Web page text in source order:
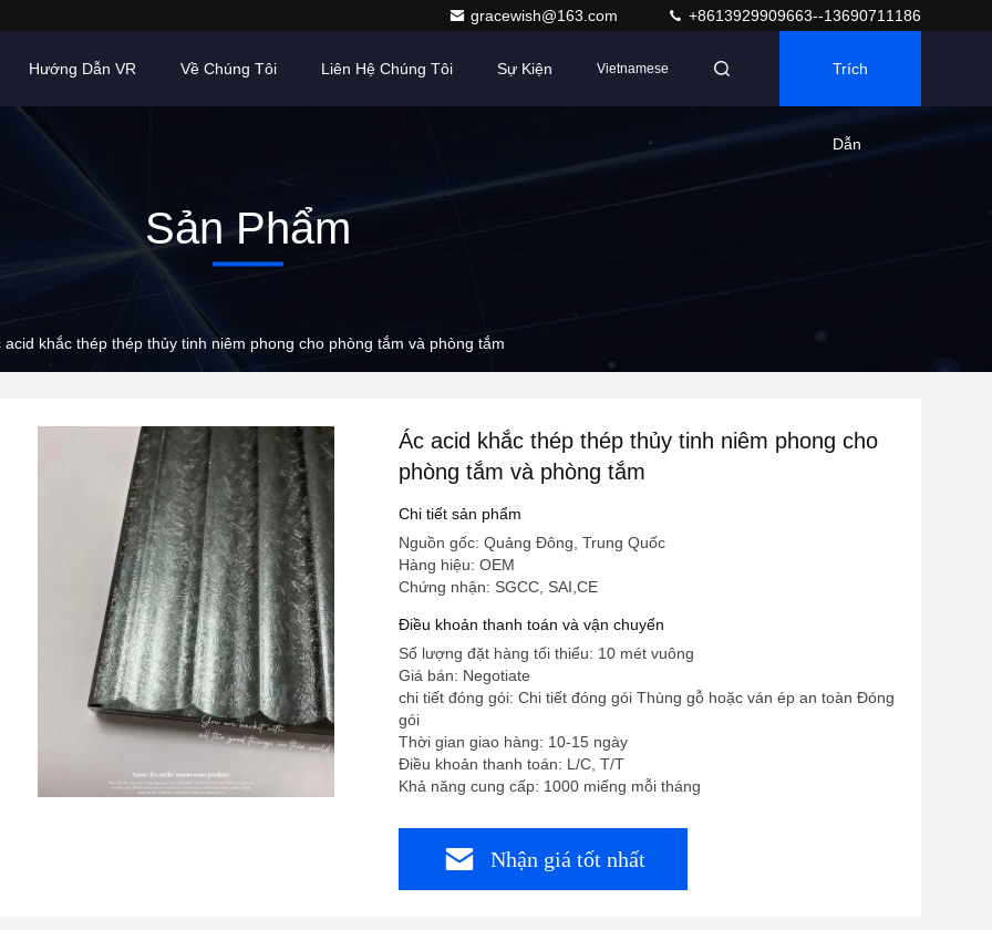
gracewish@163.com +8613929909663--13690711186
Hướng Dẫn VR Về Chúng Tôi Liên Hệ Chúng Tôi Sự Kiện Vietnamese Trích
Dẫn
Sản Phẩm
acid khắc thép thép thủy tinh niêm phong cho phòng tắm và phòng tắm
Ác acid khắc thép thép thủy tinh niêm phong cho
phòng tắm và phòng tắm
Chi tiết sản phẩm
Nguồn gốc: Quảng Đông, Trung Quốc
Hàng hiệu: OEM
Chứng nhận: SGCC, SAI,CE
Điều khoản thanh toán và vận chuyển
Số lượng đặt hàng tối thiểu: 10 mét vuông
Giá bán: Negotiate
chi tiết đóng gói: Chi tiết đóng gói Thùng gỗ hoặc ván ép an toàn Đóng
gói
Thời gian giao hàng: 10-15 ngày
Điều khoản thanh toán: L/C, T/T
Khả năng cung cấp: 1000 miếng mỗi tháng
Nhận giá tốt nhất